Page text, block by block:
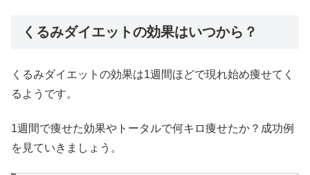
くるみダイエットの効果はいつから？
くるみダイエットの効果は1週間ほどで現れ始め痩せてく
るようです。
1週間で痩せた効果やトータルで何キロ痩せたか？成功例
を見ていきましょう。